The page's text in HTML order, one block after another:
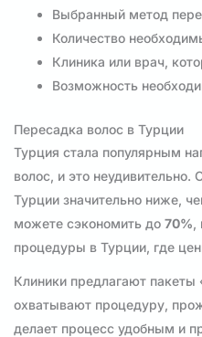
Выбранный метод
Количество
Клиника или врач,
Возможность
Пересадка волос в Турции
Турция стала популярным
волос, и это неудивительно.
Турции значительно ниже,
можете сэкономить до 70%,
процедуры в Турции, где
Клиники предлагают
охватывают процедуру,
делает процесс удобным и